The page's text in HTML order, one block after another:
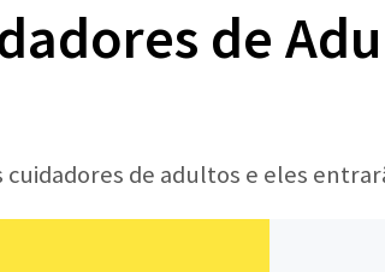
de
de adultos e eles